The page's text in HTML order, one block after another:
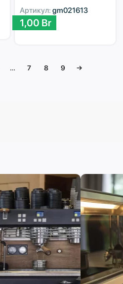
Артикул: gm021613
1,00 Br
… 7 8 9 →